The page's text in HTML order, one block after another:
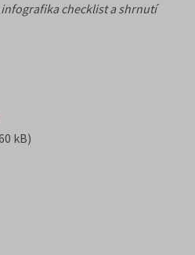
checklist a shrnutí
kB)